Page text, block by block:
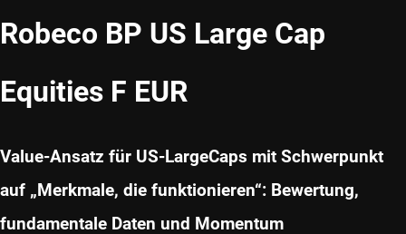
Robeco BP US Large Cap
Equities F EUR
Value-Ansatz für US-LargeCaps mit Schwerpunkt
auf „Merkmale, die funktionieren“: Bewertung,
fundamentale Daten und Momentum